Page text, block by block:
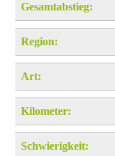
Gesamtabstieg:
Region:
Art:
Kilometer:
Schwierigkeit: